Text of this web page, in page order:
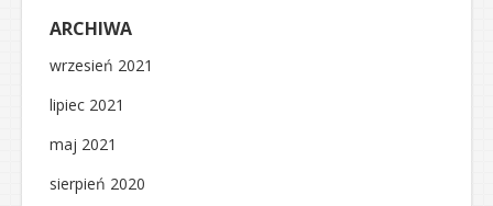
ARCHIWA
wrzesień 2021
lipiec 2021
maj 2021
sierpień 2020